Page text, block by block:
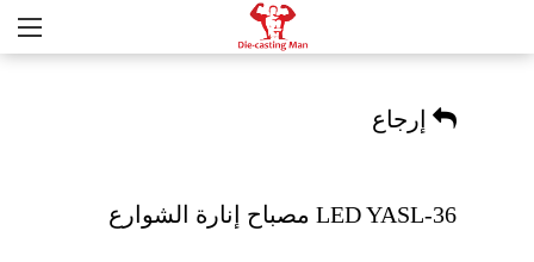
إرجاع
مصباح إنارة الشوارع LED YASL-36